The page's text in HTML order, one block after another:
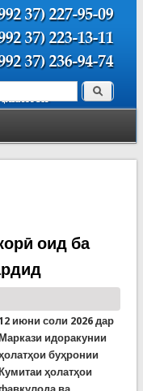
Поиск
оид ба
июни соли 2026 дар
Маркази идоракунии
буҳронии
Кумитаи ҳолатҳои